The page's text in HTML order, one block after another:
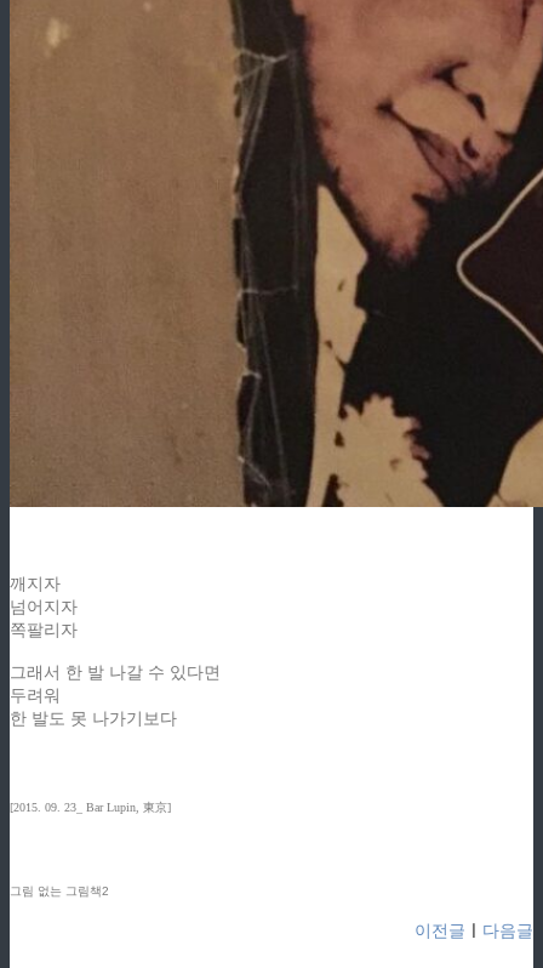
깨지자
넘어지자
쪽팔리자
그래서 한 발 나갈 수 있다면
두려워
한 발도 못 나가기보다
[2015. 09. 23_ Bar Lupin, 東京]
그림 없는 그림책2
이전글 다음글